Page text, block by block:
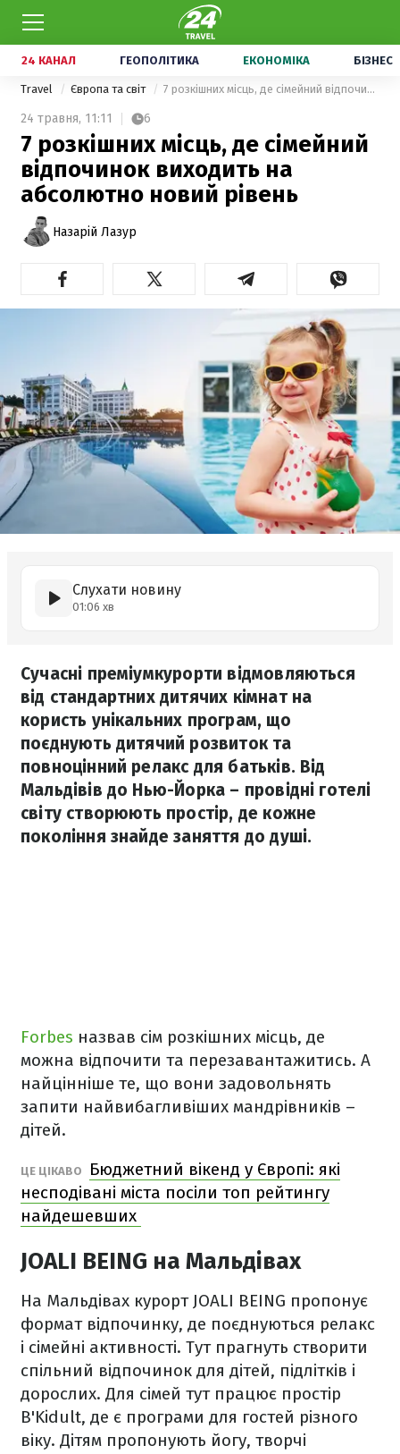
24 КАНАЛ ГЕОПОЛІТИКА ЕКОНОМІКА БІЗНЕС
Travel Європа та світ 7 розкішних місць, де сімейний відпочинок виходить на абсолютно новий рівень
24 травня, 11:11 6
7 розкішних місць, де сімейний
відпочинок виходить на
абсолютно новий рівень
Назарій Лазур
Слухати новину
01:06 хв
Сучасні преміумкурорти відмовляються
від стандартних дитячих кімнат на
користь унікальних програм, що
поєднують дитячий розвиток та
повноцінний релакс для батьків. Від
Мальдівів до Нью-Йорка – провідні готелі
світу створюють простір, де кожне
покоління знайде заняття до душі.
Forbes назвав сім розкішних місць, де
можна відпочити та перезавантажитись. А
найцінніше те, що вони задовольнять
запити найвибагливіших мандрівників –
дітей.
ЦЕ ЦІКАВО
Бюджетний вікенд у Європі: які
несподівані міста посіли топ рейтингу
найдешевших
JOALI BEING на Мальдівах
На Мальдівах курорт JOALI BEING пропонує
формат відпочинку, де поєднуються релакс
і сімейні активності. Тут прагнуть створити
спільний відпочинок для дітей, підлітків і
дорослих. Для сімей тут працює простір
B'Kidult, де є програми для гостей різного
віку. Дітям пропонують йогу, творчі